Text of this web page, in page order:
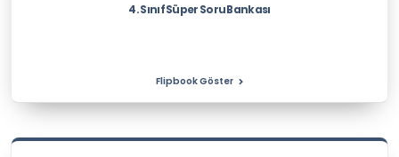
4. Sınıf Süper Soru Bankası
Flipbook Göster